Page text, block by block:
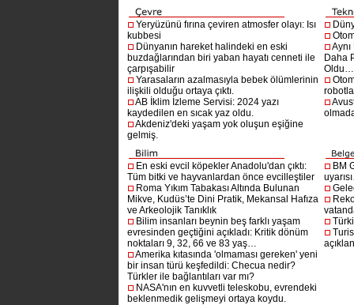
Yeryüzünü fırına çeviren atmosfer olayı: Isı
kubbesi
Dünyanın hareket halindeki en eski
buzdağlarından biri yaban hayatı cenneti ile
çarpışabilir
Yarasaların azalmasıyla bebek ölümlerinin
ilişkili olduğu ortaya çıktı.
AB İklim İzleme Servisi: 2024 yazı
kaydedilen en sıcak yaz oldu.
Akdeniz'deki yaşam yok oluşun eşiğine
gelmiş.
Daha
Oldu…
En eski evcil köpekler Anadolu'dan çıktı:
Tüm bitki ve hayvanlardan önce evcilleştiler
Roma Yıkım Tabakası Altında Bulunan
Mikve, Kudüs’te Dini Pratik, Mekansal Hafıza
ve Arkeolojik Tanıklık
Bilim insanları beynin beş farklı yaşam
evresinden geçtiğini açıkladı: Kritik dönüm
noktaları 9, 32, 66 ve 83 yaş…
Amerika kıtasında 'olmaması gereken' yeni
bir insan türü keşfedildi: Checua nedir?
Türkler ile bağlantıları var mı?
NASA'nın en kuvvetli teleskobu, evrendeki
beklenmedik gelişmeyi ortaya koydu.
BM